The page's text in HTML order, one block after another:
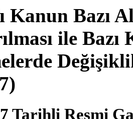
Kanun Bazı
ile
Tarihli Resmi